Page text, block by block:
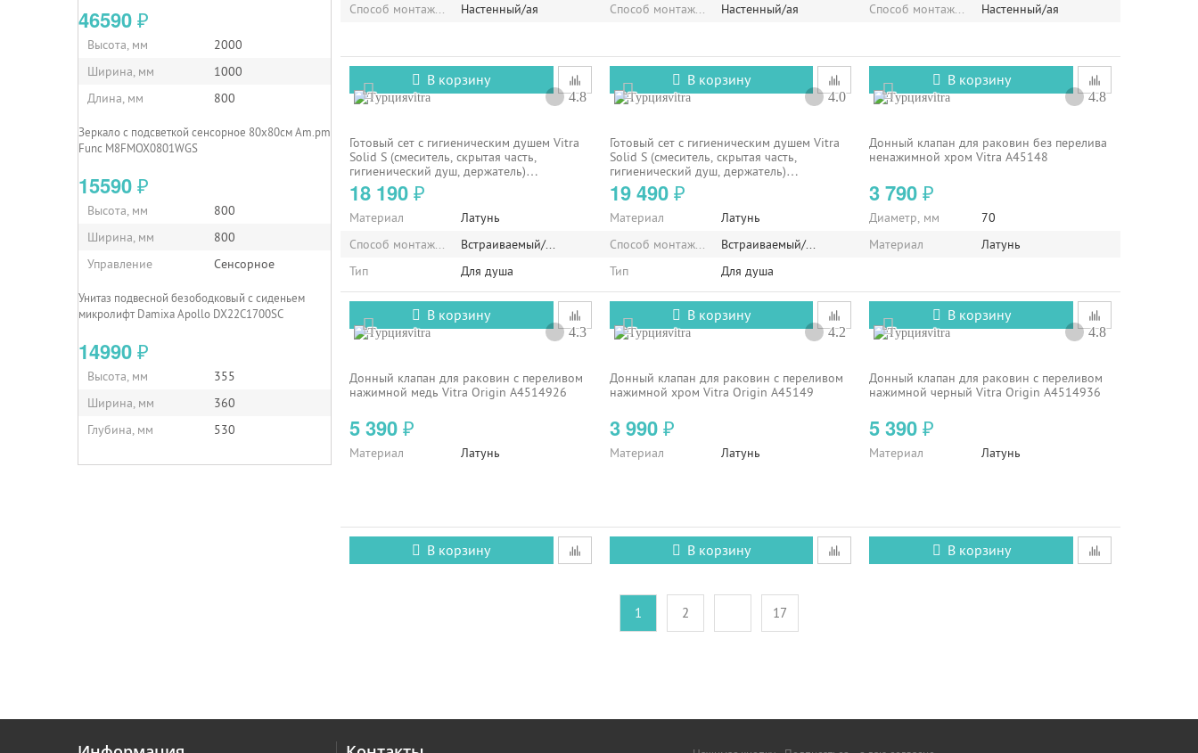
46590 ₽
Высота, мм
2000
Ширина, мм
1000
Длина, мм
800
Зеркало с подсветкой сенсорное 80х80см Am.pm
Func M8FMOX0801WGS
15590 ₽
Высота, мм
800
Ширина, мм
800
Управление
Сенсорное
Унитаз подвесной безободковый с сиденьем
микролифт Damixa Apollo DX22C1700SC
14990 ₽
Высота, мм
355
Ширина, мм
360
Глубина, мм
530
Способ монтажа/установки
Настенный/ая
В корзину
Способ монтажа/установки
Настенный/ая
В корзину
Способ монтажа/установки
Настенный/ая
В корзину
vitra 4.8
Готовый сет с гигиеническим душем Vitra
Solid S (смеситель, скрытая часть,
гигиенический душ, держатель)
A49226EXP
18 190 ₽
Материал
Латунь
Способ монтажа/установкиВстраиваемый/ая
Тип
Для душа
В корзину
vitra 4.0
Готовый сет с гигиеническим душем Vitra
Solid S (смеситель, скрытая часть,
гигиенический душ, держатель)
A49271EXP
19 490 ₽
Материал
Латунь
Способ монтажа/установкиВстраиваемый/ая
Тип
Для душа
В корзину
vitra 4.8
Донный клапан для раковин без перелива
ненажимной хром Vitra A45148
3 790₽
Диаметр, мм
70
Материал
Латунь
В корзину
vitra 4.3
Донный клапан для раковин с переливом
нажимной медь Vitra Origin A4514926
5 390 ₽
Материал Латунь
В корзину
vitra 4.2
Донный клапан для раковин с переливом
нажимной хром Vitra Origin A45149
3 990 ₽
Материал Латунь
В корзину
vitra 4.8
Донный клапан для раковин с переливом
нажимной черный Vitra Origin A4514936
5 390₽
Материал Латунь
В корзину
1 2 17